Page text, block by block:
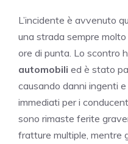
L’incidente è avvenuto
una strada sempre
ore di punta. Lo scontro
automobili ed è stato
causando danni ingenti
immediati per i
sono rimaste ferite
fratture multiple, mentre